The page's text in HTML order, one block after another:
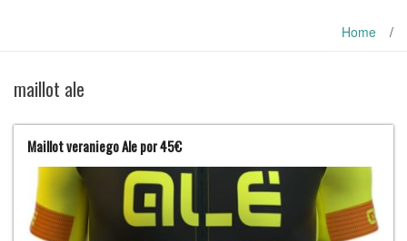
Home /
maillot ale
Maillot veraniego Ale por 45€